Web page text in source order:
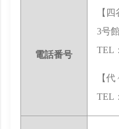
電話番号
【
3号
TEL
【
TEL